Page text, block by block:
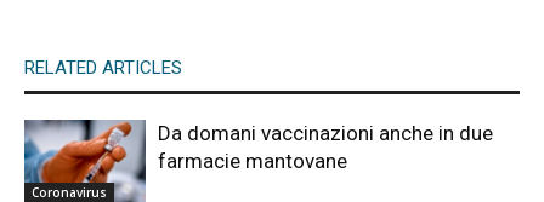
RELATED ARTICLES
Coronavirus
Da domani vaccinazioni anche in due
farmacie mantovane